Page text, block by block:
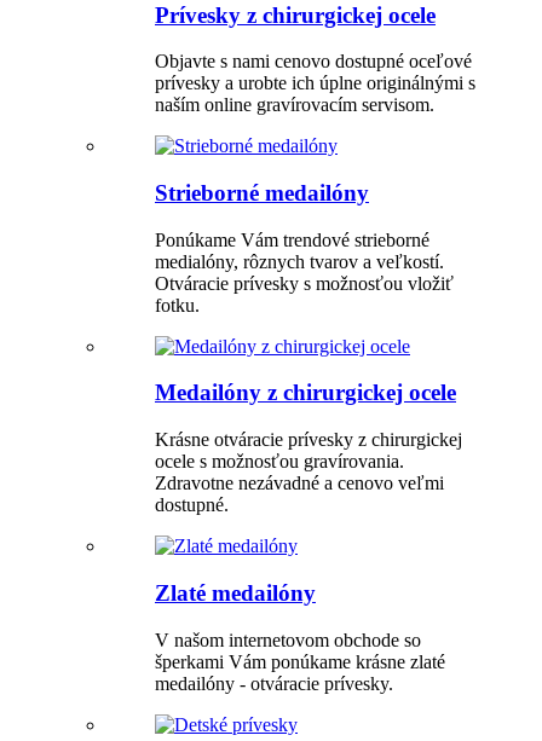
Prívesky z chirurgickej ocele
Objavte s nami cenovo dostupné oceľové
prívesky a urobte ich úplne originálnými s
naším online gravírovacím servisom.
Strieborné medailóny
Ponúkame Vám trendové strieborné
medialóny, rôznych tvarov a veľkostí.
Otváracie prívesky s možnosťou vložiť
fotku.
Medailóny z chirurgickej ocele
Krásne otváracie prívesky z chirurgickej
ocele s možnosťou gravírovania.
Zdravotne nezávadné a cenovo veľmi
dostupné.
Zlaté medailóny
V našom internetovom obchode so
šperkami Vám ponúkame krásne zlaté
medailóny - otváracie prívesky.